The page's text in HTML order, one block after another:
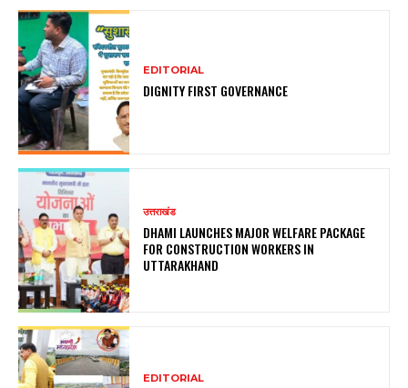
EDITORIAL
DIGNITY FIRST GOVERNANCE
उत्तराखंड
DHAMI LAUNCHES MAJOR WELFARE PACKAGE
FOR CONSTRUCTION WORKERS IN
UTTARAKHAND
EDITORIAL